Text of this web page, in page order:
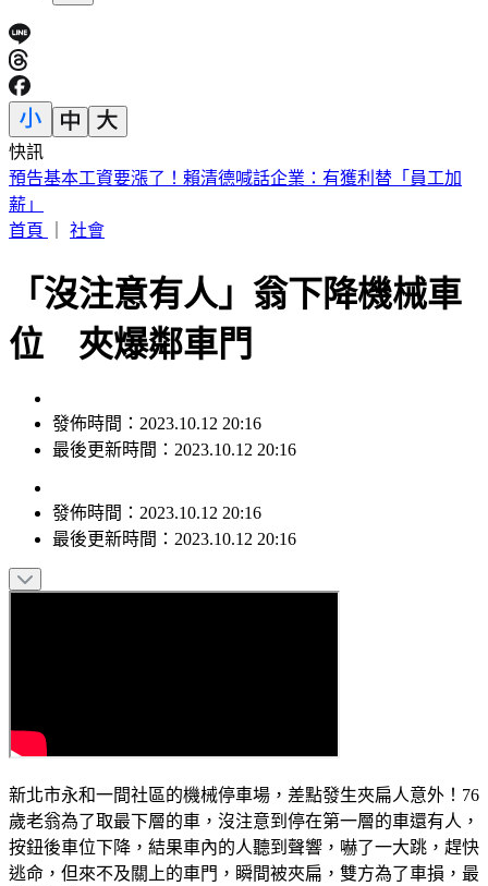
快訊
5年前爆校園霸凌！韓男星現身菲律賓近況曝
首頁
「沒注意有人」翁下降機械車
位 夾爆鄰車門
最後更新時間：2023.10.12 20:16
最後更新時間：2023.10.12 20:16
歲老翁為了取最下層的車，沒注意到停在第一層的車還有人，
按鈕後車位下降，結果車內的人聽到聲響，嚇了一大跳，趕快
逃命，但來不及關上的車門，瞬間被夾扁，雙方為了車損，最
後鬧上警局！